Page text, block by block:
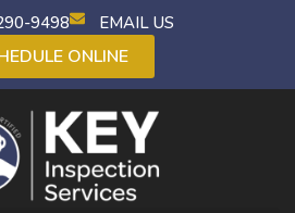
9498 EMAIL US
ONLINE